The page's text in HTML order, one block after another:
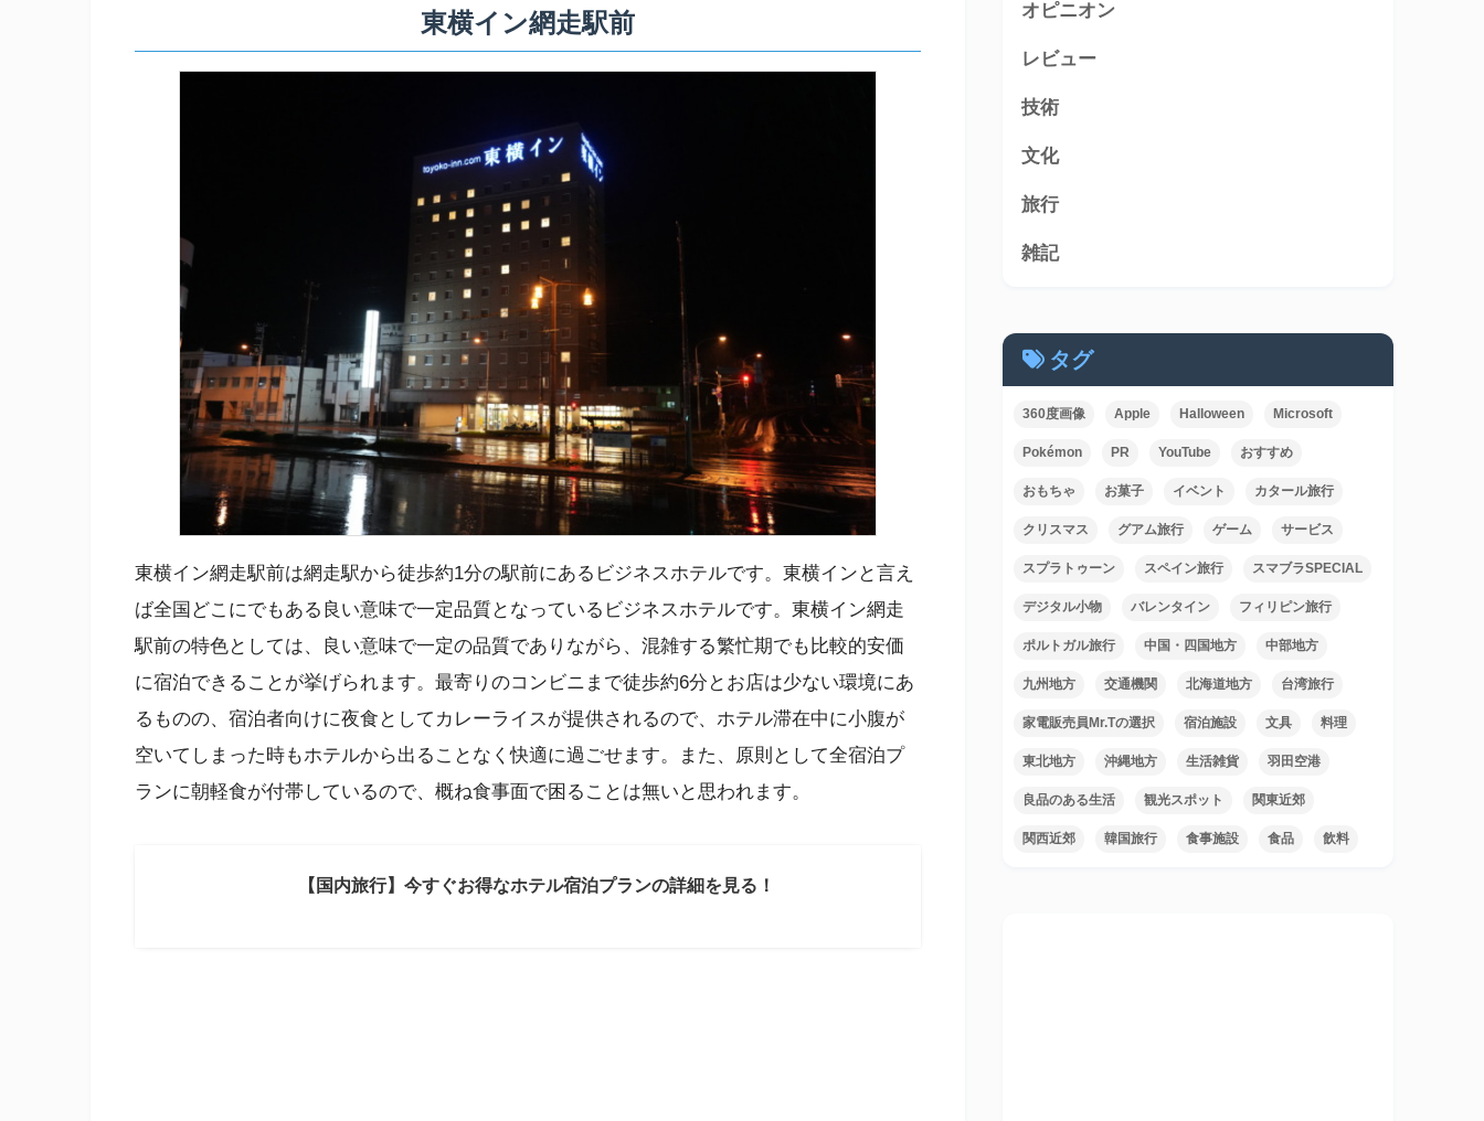
東横イン網走駅前
東横イン網走駅前は網走駅から徒歩約1分の駅前にあるビジネスホテルです。東横インと言え
ば全国どこにでもある良い意味で一定品質となっているビジネスホテルです。東横イン網走
駅前の特色としては、良い意味で一定の品質でありながら、混雑する繁忙期でも比較的安価
に宿泊できることが挙げられます。最寄りのコンビニまで徒歩約6分とお店は少ない環境にあ
るものの、宿泊者向けに夜食としてカレーライスが提供されるので、ホテル滞在中に小腹が
空いてしまった時もホテルから出ることなく快適に過ごせます。また、原則として全宿泊プ
ランに朝軽食が付帯しているので、概ね食事面で困ることは無いと思われます。
【国内旅行】今すぐお得なホテル宿泊プランの詳細を見る！
オピニオン
レビュー
技術
文化
旅行
雑記
タグ
360度画像 Apple Halloween Microsoft
Pokémon PR YouTube おすすめ
おもちゃ お菓子 イベント カタール旅行
クリスマス グアム旅行 ゲーム サービス
スプラトゥーン スペイン旅行 スマブラSPECIAL
デジタル小物 バレンタイン フィリピン旅行
ポルトガル旅行 中国・四国地方 中部地方
九州地方 交通機関 北海道地方 台湾旅行
家電販売員Mr.Tの選択 宿泊施設 文具 料理
東北地方 沖縄地方 生活雑貨 羽田空港
良品のある生活 観光スポット 関東近郊
関西近郊 韓国旅行 食事施設 食品 飲料